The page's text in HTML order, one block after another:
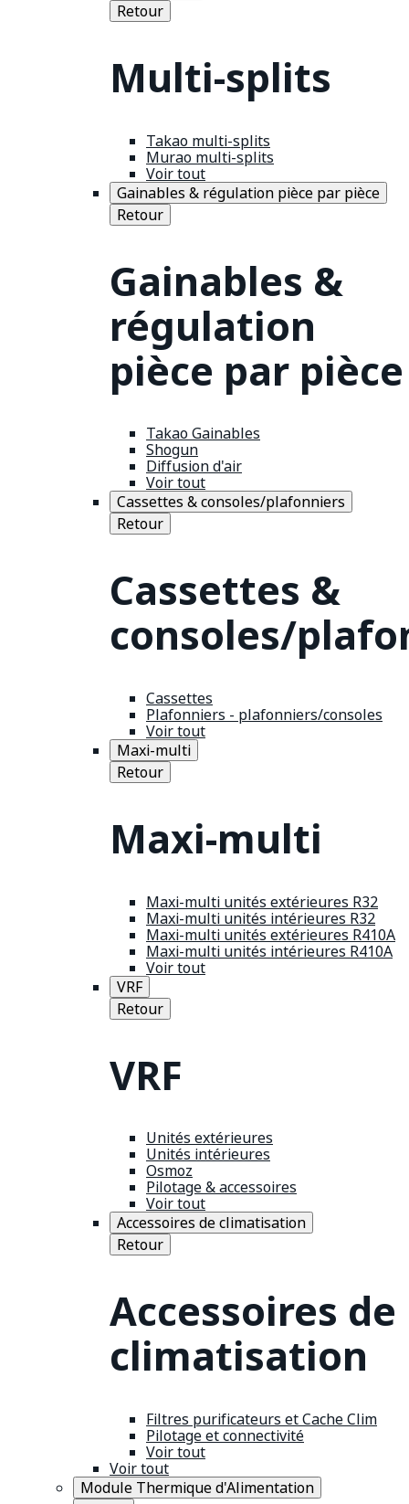
Retour
Multi-splits
Takao multi-splits
Murao multi-splits
Voir tout
Gainables & régulation pièce par pièce
Retour
Gainables &
régulation
pièce par pièce
Takao Gainables
Shogun
Diffusion d'air
Voir tout
Cassettes & consoles/plafonniers
Retour
Cassettes &
consoles/
Cassettes
Plafonniers - plafonniers/consoles
Voir tout
Maxi-multi
Retour
Maxi-multi
Maxi-multi unités extérieures R32
Maxi-multi unités intérieures R32
Maxi-multi unités extérieures R410A
Maxi-multi unités intérieures R410A
Voir tout
VRF
Retour
VRF
Unités extérieures
Unités intérieures
Osmoz
Pilotage & accessoires
Voir tout
Accessoires de climatisation
Retour
Accessoires de
climatisation
Filtres purificateurs et Cache Clim
Pilotage et connectivité
Voir tout
Voir tout
Module Thermique d'Alimentation